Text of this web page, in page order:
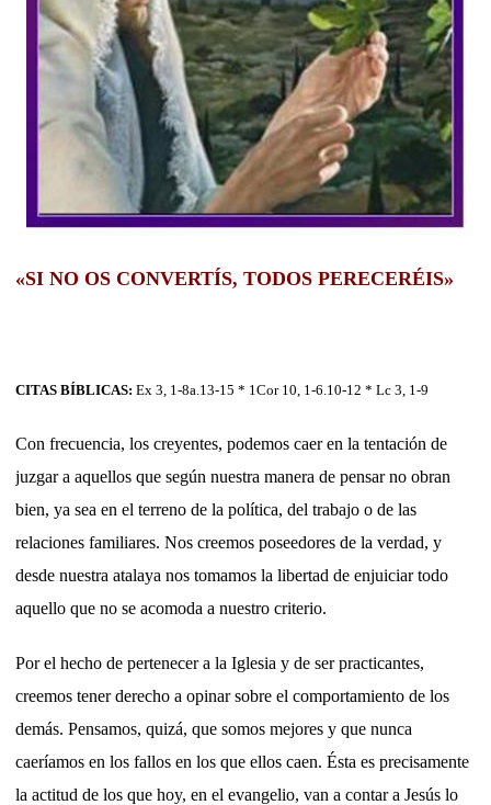
«SI NO OS CONVERTÍS, TODOS PERECERÉIS»
CITAS BÍBLICAS: Ex 3, 1-8a.13-15 * 1Cor 10, 1-6.10-12 * Lc 3, 1-9
Con frecuencia, los creyentes, podemos caer en la tentación de
juzgar a aquellos que según nuestra manera de pensar no obran
bien, ya sea en el terreno de la política, del trabajo o de las
relaciones familiares. Nos creemos poseedores de la verdad, y
desde nuestra atalaya nos tomamos la libertad de enjuiciar todo
aquello que no se acomoda a nuestro criterio.
Por el hecho de pertenecer a la Iglesia y de ser practicantes,
creemos tener derecho a opinar sobre el comportamiento de los
demás. Pensamos, quizá, que somos mejores y que nunca
caeríamos en los fallos en los que ellos caen. Ésta es precisamente
la actitud de los que hoy, en el evangelio, van a contar a Jesús lo